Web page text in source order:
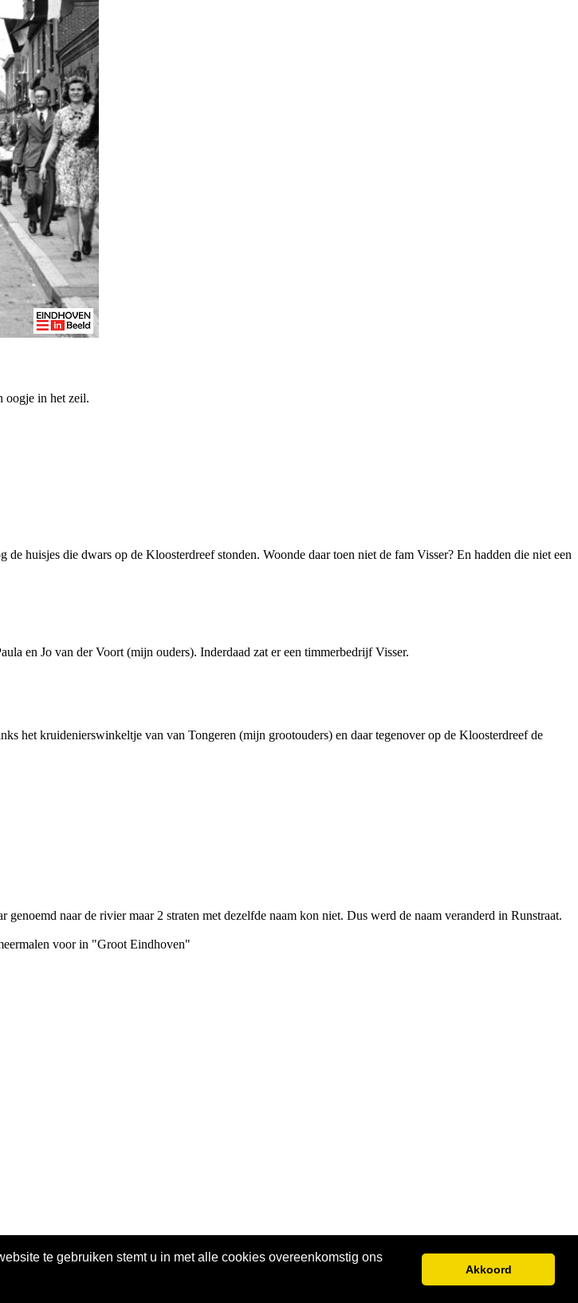
te gebruiken stemt u in met alle cookies overeenkomstig ons
Akkoord
oogje in het zeil.
huisjes die dwars op de Kloosterdreef stonden. Woonde daar toen niet de fam Visser? En hadden die niet een
en Jo van der Voort (mijn ouders). Inderdaad zat er een timmerbedrijf Visser.
het kruidenierswinkeltje van van Tongeren (mijn grootouders) en daar tegenover op de Kloosterdreef de
naar de rivier maar 2 straten met dezelfde naam kon niet. Dus werd de naam veranderd in Runstraat.
voor in "Groot Eindhoven"